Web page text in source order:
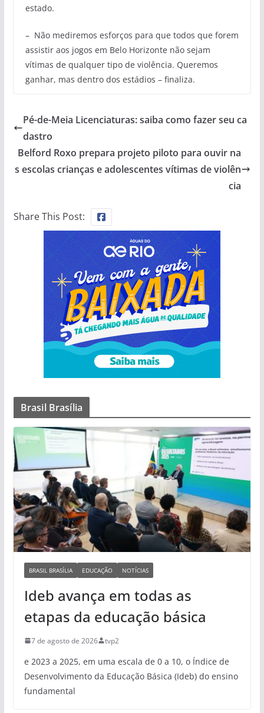
estado.
– Não mediremos esforços para que todos que forem
assistir aos jogos em Belo Horizonte não sejam
vítimas de qualquer tipo de violência. Queremos
ganhar, mas dentro dos estádios – finaliza.
Pé-de-Meia Licenciaturas: saiba como fazer seu ca
dastro
Belford Roxo prepara projeto piloto para ouvir na
s escolas crianças e adolescentes vítimas de violên
cia
Share This Post:
Brasil Brasília
BRASIL BRASÍLIA EDUCAÇÃO NOTÍCIAS
Ideb avança em todas as
etapas da educação básica
7 de agosto de 2026 tvp2
e 2023 a 2025, em uma escala de 0 a 10, o Índice de
Desenvolvimento da Educação Básica (Ideb) do ensino
fundamental